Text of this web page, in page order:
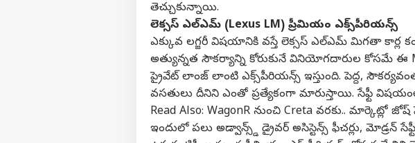
తెచ్చుకున్నాయి.
లెక్సస్ ఎల్ఎమ్ (Lexus LM) ప్రీమియం ఎక్స్‌పీరియన్స్
ఎక్కువ లగ్జరీ విషయానికి వస్తే లెక్సస్ ఎల్ఎమ్ మిగతా కార్ల
అత్యున్నత సౌకర్యాన్ని కోరుకునే వినియోగదారుల కోసమే ఈ
ప్రైవేట్ లాంజ్ లాంటి ఎక్స్‌పీరియన్స్ ఇస్తుంది. పెద్ద,
వసతులు దీనిని ఎంతో ప్రత్యేకంగా మారుస్తాయి. సేఫ్టీ
Read Also: WagonR నుంచి Creta వరకు.. మార్కెట్లో
ఇందులో పలు అడ్వాన్స్డ్ డ్రైవర్ అసిస్టెన్స్ ఫీచర్లు,